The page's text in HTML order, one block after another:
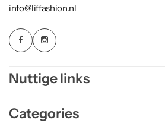
info@liffashion.nl
Nuttige links
Categories